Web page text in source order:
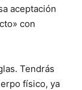
aceptación
con
Tendrás
físico, ya